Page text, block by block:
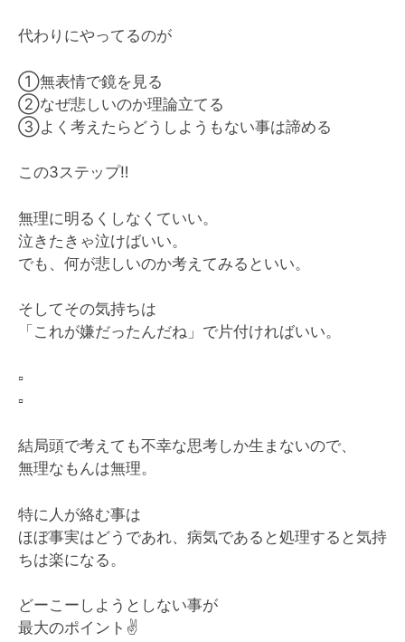
代わりにやってるのが
①無表情で鏡を見る
②なぜ悲しいのか理論立てる
③よく考えたらどうしようもない事は諦める
この3ステップ‼︎
無理に明るくしなくていい。
泣きたきゃ泣けばいい。
でも、何が悲しいのか考えてみるといい。
そしてその気持ちは
「これが嫌だったんだね」で片付ければいい。
▫️
▫️
結局頭で考えても不幸な思考しか生まないので、
無理なもんは無理。
特に人が絡む事は
ほぼ事実はどうであれ、病気であると処理すると気持
ちは楽になる。
どーこーしようとしない事が
最大のポイント ✌️